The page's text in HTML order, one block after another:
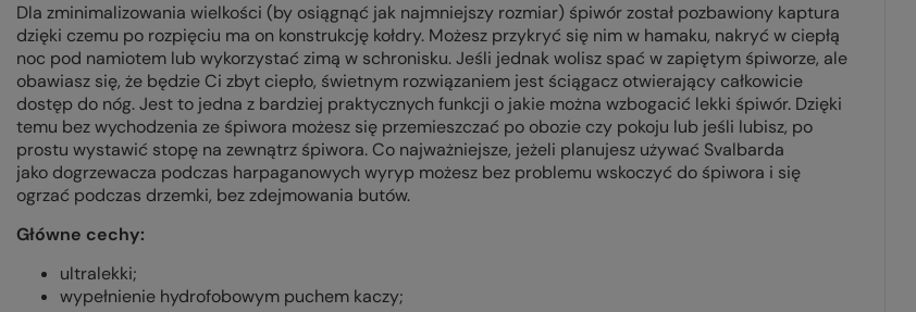
Dla zminimalizowania wielkości (by osiągnąć jak najmniejszy rozmiar) śpiwór został pozbawiony kaptura
dzięki czemu po rozpięciu ma on konstrukcję kołdry. Możesz przykryć się nim w hamaku, nakryć w ciepłą
noc pod namiotem lub wykorzystać zimą w schronisku. Jeśli jednak wolisz spać w zapiętym śpiworze, ale
obawiasz się, że będzie Ci zbyt ciepło, świetnym rozwiązaniem jest ściągacz otwierający całkowicie
dostęp do nóg. Jest to jedna z bardziej praktycznych funkcji o jakie można wzbogacić lekki śpiwór. Dzięki
temu bez wychodzenia ze śpiwora możesz się przemieszczać po obozie czy pokoju lub jeśli lubisz, po
prostu wystawić stopę na zewnątrz śpiwora. Co najważniejsze, jeżeli planujesz używać Svalbarda
jako dogrzewacza podczas harpaganowych wyryp możesz bez problemu wskoczyć do śpiwora i się
ogrzać podczas drzemki, bez zdejmowania butów.
Główne cechy:
ultralekki;
wypełnienie hydrofobowym puchem kaczy;